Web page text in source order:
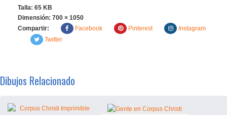
Talla: 65 KB
Dimensión: 700 × 1050
Compartir:
Facebook Pinterest
Instagram
Twitter
Dibujos Relacionado